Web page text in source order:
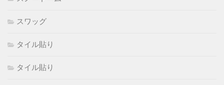
スワッグ
タイル貼り
タイル貼り